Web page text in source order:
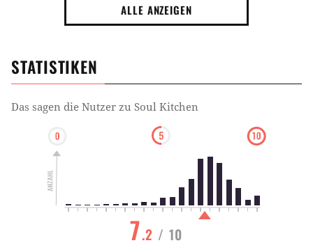
ALLE ANZEIGEN
STATISTIKEN
Das sagen die Nutzer zu Soul Kitchen
7.2 / 10